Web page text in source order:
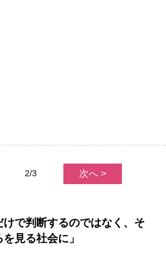
2/3 次へ >
けで判断するのではなく、そ
見る社会に」